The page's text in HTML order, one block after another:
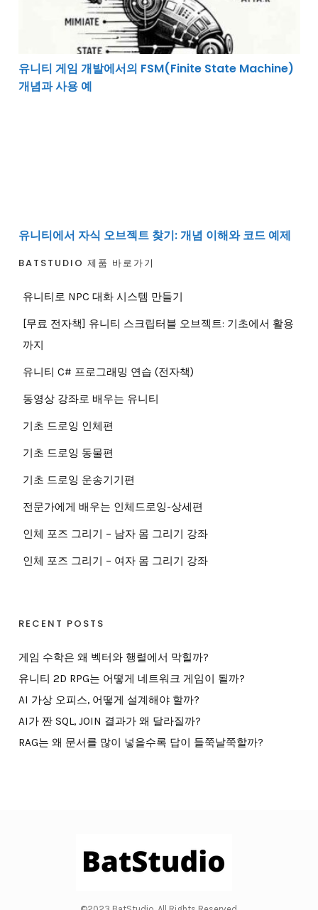
유니티 게임 개발에서의 FSM(Finite State Machine)
개념과 사용 예
유니티에서 자식 오브젝트 찾기: 개념 이해와 코드 예제
BATSTUDIO 제품 바로가기
유니티로 NPC 대화 시스템 만들기
[무료 전자책] 유니티 스크립터블 오브젝트: 기초에서 활용
까지
유니티 C# 프로그래밍 연습 (전자책)
동영상 강좌로 배우는 유니티
기초 드로잉 인체편
기초 드로잉 동물편
기초 드로잉 운송기기편
전문가에게 배우는 인체드로잉-상세편
인체 포즈 그리기 – 남자 몸 그리기 강좌
인체 포즈 그리기 – 여자 몸 그리기 강좌
RECENT POSTS
게임 수학은 왜 벡터와 행렬에서 막힐까?
유니티 2D RPG는 어떻게 네트워크 게임이 될까?
AI 가상 오피스, 어떻게 설계해야 할까?
AI가 짠 SQL, JOIN 결과가 왜 달라질까?
RAG는 왜 문서를 많이 넣을수록 답이 들쭉날쭉할까?